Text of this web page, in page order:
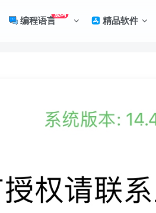
编程语言源码 精品软件